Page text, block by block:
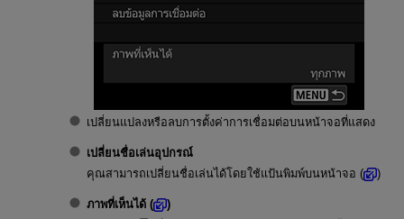
เปลี่ยนแปลงหรือลบการตั้งค่าการเชื่อมต่อบนหน้าจอที่แสดง
เปลี่ยนชื่อเล่นอุปกรณ์
คุณสามารถเปลี่ยนชื่อเล่นได้โดยใช้แป้นพิมพ์บนหน้าจอ (
)
ภาพที่เห็นได้( )